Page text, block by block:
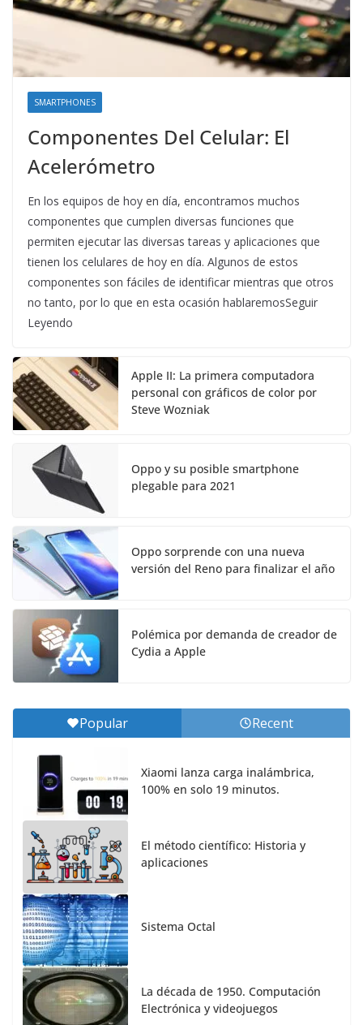
SMARTPHONES
Componentes Del Celular: El
Acelerómetro
En los equipos de hoy en día, encontramos muchos
componentes que cumplen diversas funciones que
permiten ejecutar las diversas tareas y aplicaciones que
tienen los celulares de hoy en día. Algunos de estos
componentes son fáciles de identificar mientras que otros
no tanto, por lo que en esta ocasión hablaremosSeguir
Leyendo
Apple II: La primera computadora
personal con gráficos de color por
Steve Wozniak
Oppo y su posible smartphone
plegable para 2021
Oppo sorprende con una nueva
versión del Reno para finalizar el año
Polémica por demanda de creador de
Cydia a Apple
Popular Recent
Xiaomi lanza carga inalámbrica,
100% en solo 19 minutos.
El método científico: Historia y
aplicaciones
Sistema Octal
La década de 1950. Computación
Electrónica y videojuegos